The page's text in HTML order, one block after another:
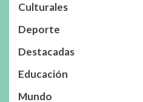
Culturales
Deporte
Destacadas
Educación
Mundo